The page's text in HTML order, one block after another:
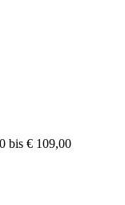
bis € 109,00